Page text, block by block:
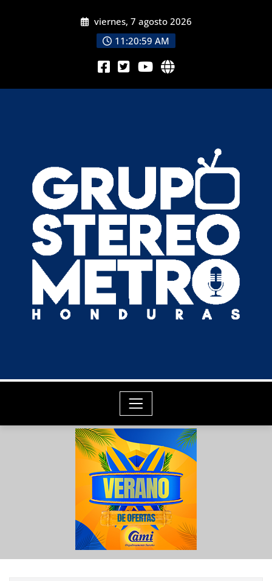
viernes, 7 agosto 2026
11:20:59 AM